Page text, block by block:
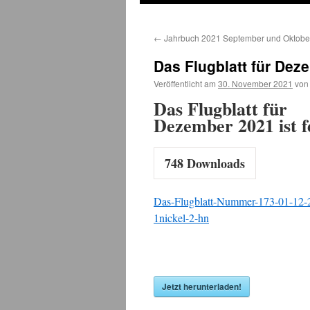
← Jahrbuch 2021 September und
Das Flugblatt für
Veröffentlicht am 30. November 2021 von
Das Flugblatt für
Dezember 2021 ist
748Downloads
Das-Flugblatt-Nummer-173-01-
1nickel-2-hn
Jetzt herunterladen!